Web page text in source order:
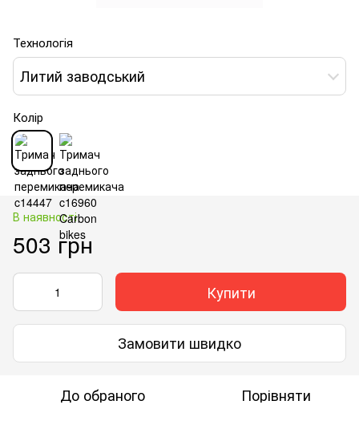
Технологія
Литий заводський
Колір
В наявності
503 грн
Купити
Замовити швидко
До обраного Порівняти